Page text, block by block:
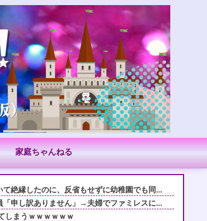
家庭ちゃんねる
絶縁したのに、反省もせずに幼稚園でも同...
申し訳ありません」→夫婦でファミレスに...
しまうｗｗｗｗｗｗ